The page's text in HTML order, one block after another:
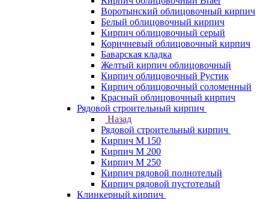
Воротынский облицовочный кирпич
Белый облицовочный кирпич
Кирпич облицовочный серый
Коричневый облицовочный кирпич
Баварская кладка
Желтый кирпич облицовочный
Кирпич облицовочный Рустик
Кирпич облицовочный соломенный
Красный облицовочный кирпич
Рядовой строительный кирпич
Назад
Рядовой строительный кирпич
Кирпич М 150
Кирпич М 200
Кирпич М 250
Кирпич рядовой полнотелый
Кирпич рядовой пустотелый
Клинкерный кирпич